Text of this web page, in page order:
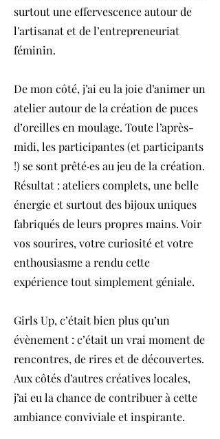
surtout une effervescence autour de
l’artisanat et de l’entrepreneuriat
féminin.
De mon côté, j’ai eu la joie d’animer un
atelier autour de la création de puces
d’oreilles en moulage. Toute l’après-
midi, les participantes (et participants
!) se sont prêté·es au jeu de la création.
Résultat : ateliers complets, une belle
énergie et surtout des bijoux uniques
fabriqués de leurs propres mains. Voir
vos sourires, votre curiosité et votre
enthousiasme a rendu cette
expérience tout simplement géniale.
Girls Up, c’était bien plus qu’un
évènement : c’était un vrai moment de
rencontres, de rires et de découvertes.
Aux côtés d’autres créatives locales,
j’ai eu la chance de contribuer à cette
ambiance conviviale et inspirante.